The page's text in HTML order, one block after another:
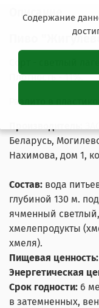
Описание
Пиво
Сорт - светлый
Плотность - 11%.
Разлито в
Беларусь,
Нахимова, дом 1,
Состав: вода
глубиной 130 м.
ячменный
хмелепродукты
хмеля).
Пищевая ценность:
Энергетическая
Срок годности: 6
в затемненных,
Содержание